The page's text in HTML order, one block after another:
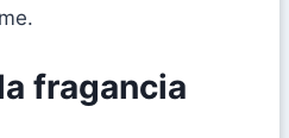
fragancia